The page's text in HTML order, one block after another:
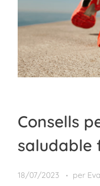
Consells
saludable
18/07/2023 per